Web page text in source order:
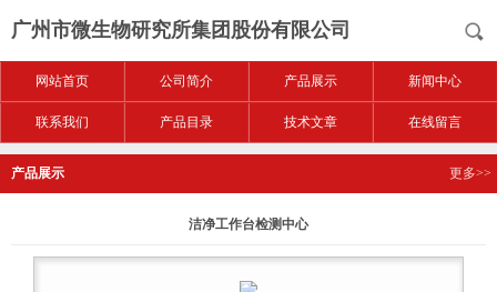
广州市微生物研究所集团股份有限公司
网站首页 公司简介 产品展示 新闻中心
联系我们 产品目录 技术文章 在线留言
产品展示 更多>>
洁净工作台检测中心